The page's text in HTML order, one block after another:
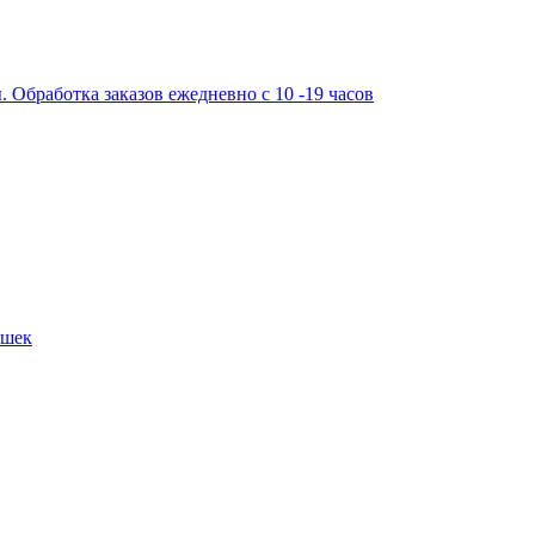
заказов ежедневно с 10 -19 часов